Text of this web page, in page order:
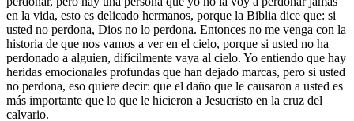
en la vida, esto es delicado hermanos, porque la Biblia dice que: si
usted no perdona, Dios no lo perdona. Entonces no me venga con la
historia de que nos vamos a ver en el cielo, porque si usted no ha
perdonado a alguien, difícilmente vaya al cielo. Yo entiendo que hay
heridas emocionales profundas que han dejado marcas, pero si usted
no perdona, eso quiere decir: que el daño que le causaron a usted es
más importante que lo que le hicieron a Jesucristo en la cruz del
calvario.